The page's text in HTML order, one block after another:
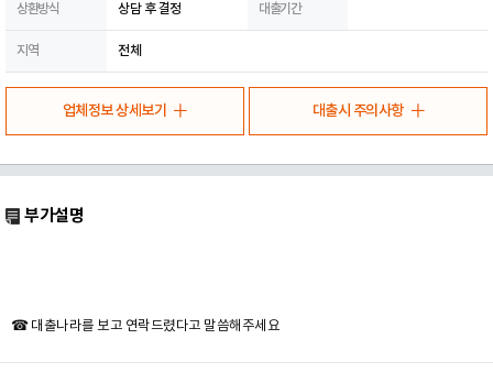
상환방식 상담 후 결정 대출기간
지역 전체
업체정보 상세보기 대출시 주의사항
부가설명
☎ 대출나라를 보고 연락드렸다고 말씀해주세요